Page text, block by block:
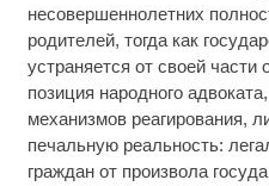
несовершеннолетних
родителей, тогда как
устраняется от своей части
позиция народного
механизмов реагирования,
печальную реальность:
граждан от произвола